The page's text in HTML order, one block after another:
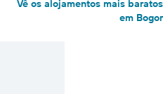
Vê os alojamentos mais baratos
em Bogor